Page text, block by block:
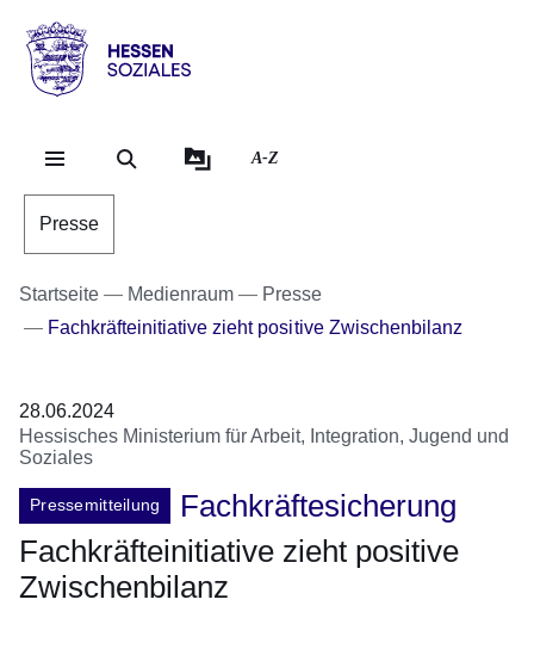
Hessen
Sozial
A-Z
Presse
Startseite Medienraum
Presse
Fachkräfteinitiative zieht positive Zwischenbilanz
28.06.2024
Hessisches Ministerium für Arbeit, Integration, Jugend und
Soziales
Pressemitteilung
Fachkräftesicherung
Fachkräfteinitiative zieht positive
Zwischenbilanz